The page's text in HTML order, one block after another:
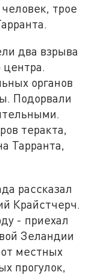
трое
два взрыва
центра.
органов
Подорвали
теракта,
Тарранта,
рассказал
Крайстчерч.
- приехал
Зеландии
местных
прогулок,